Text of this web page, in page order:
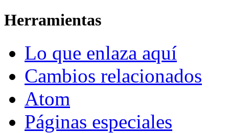
Herramientas
Lo que enlaza aquí
Cambios relacionados
Atom
Páginas especiales